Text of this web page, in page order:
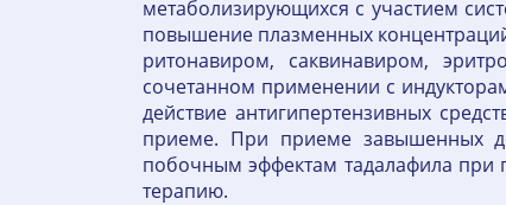
метаболизирующихся с участием
повышение плазменных
ритонавиром, саквинавиром,
сочетанном применении с
действие антигипертензивных
приеме. При приеме завышенных
побочным эффектам тадалафила при
терапию.